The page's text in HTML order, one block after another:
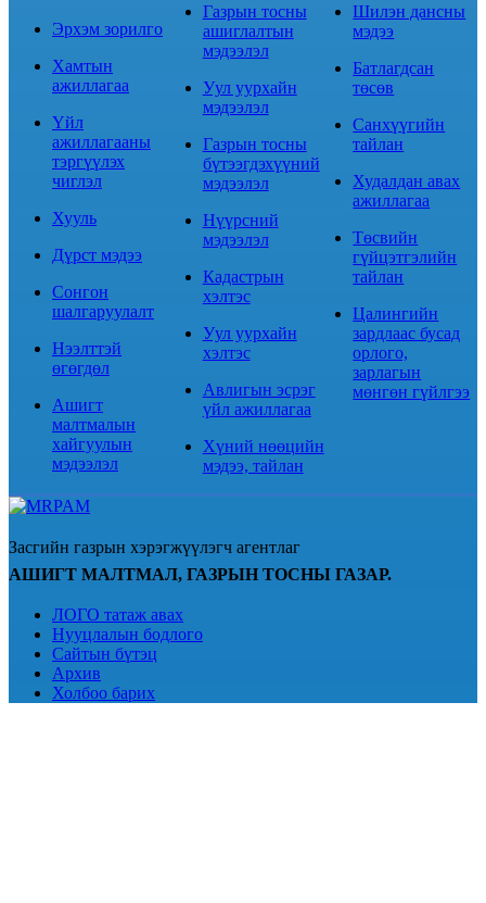
Эрхэм зорилго
Хамтын
ажиллагаа
Үйл
ажиллагааны
тэргүүлэх
чиглэл
Хууль
Дүрст мэдээ
Сонгон
шалгаруулалт
Нээлттэй
өгөгдөл
Ашигт
малтмалын
хайгуулын
мэдээлэл
Газрын тосны
ашиглалтын
мэдээлэл
Уул уурхайн
мэдээлэл
Газрын тосны
бүтээгдэхүүний
мэдээлэл
Нүүрсний
мэдээлэл
Кадастрын
хэлтэс
Уул уурхайн
хэлтэс
Авлигын эсрэг
үйл ажиллагаа
Хүний нөөцийн
мэдээ, тайлан
Шилэн дансны
мэдээ
Батлагдсан
төсөв
Санхүүгийн
тайлан
Худалдан авах
ажиллагаа
Төсвийн
гүйцэтгэлийн
тайлан
Цалингийн
зардлаас бусад
орлого,
зарлагын
мөнгөн гүйлгээ
Засгийн газрын хэрэгжүүлэгч агентлаг
АШИГТ МАЛТМАЛ, ГАЗРЫН ТОСНЫ ГАЗАР.
ЛОГО татаж авах
Нууцлалын бодлого
Сайтын бүтэц
Архив
Холбоо барих